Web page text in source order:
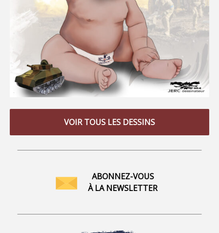
VOIR TOUS LES DESSINS
ABONNEZ-VOUS
À LA NEWSLETTER